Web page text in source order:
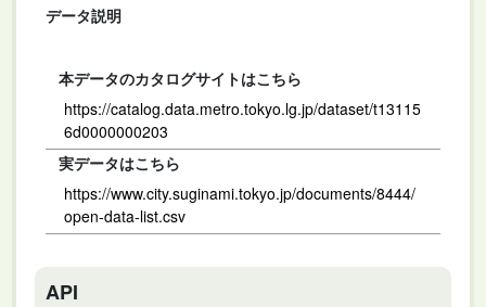
データ説明
本データのカタログサイトはこちら
https://catalog.data.metro.tokyo.lg.jp/dataset/t13115
6d0000000203
実データはこちら
https://www.city.suginami.tokyo.jp/documents/8444/
open-data-list.csv
API